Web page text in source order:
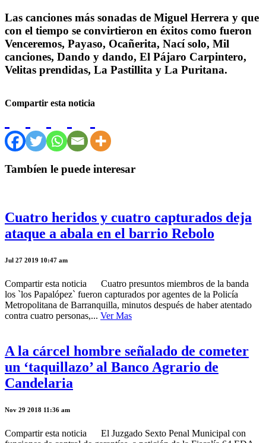
Las canciones más sonadas de Miguel Herrera y que
con el tiempo se convirtieron en éxitos como fueron
Venceremos, Payaso, Ocañerita, Nací solo, Mil
canciones, Dando y dando, El Pájaro Carpintero,
Velitas prendidas, La Pastillita y La Puritana.
Compartir esta noticia
Tambíen le puede interesar
Cuatro heridos y cuatro capturados deja
ataque a abala en el barrio Rebolo
Jul 27 2019 10:47 am
Compartir esta noticia Cuatro presuntos miembros de la banda
los `los Papalópez` fueron capturados por agentes de la Policía
Metropolitana de Barranquilla, minutos después de haber atentado
contra cuatro personas,... Ver Mas
A la cárcel hombre señalado de cometer
un ‘taquillazo’ al Banco Agrario de
Candelaria
Nov 29 2018 11:36 am
Compartir esta noticia El Juzgado Sexto Penal Municipal con